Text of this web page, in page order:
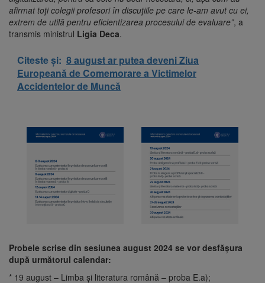
afirmat toți colegii profesori în discuțiile pe care le-am avut cu ei,
extrem de utilă pentru eficientizarea procesului de evaluare”, a
transmis ministrul Ligia Deca.
Citeste și: 8 august ar putea deveni Ziua
Europeană de Comemorare a Victimelor
Accidentelor de Muncă
Probele scrise din sesiunea august 2024 se vor desfăşura
după următorul calendar:
* 19 august – Limba şi literatura română – proba E.a);